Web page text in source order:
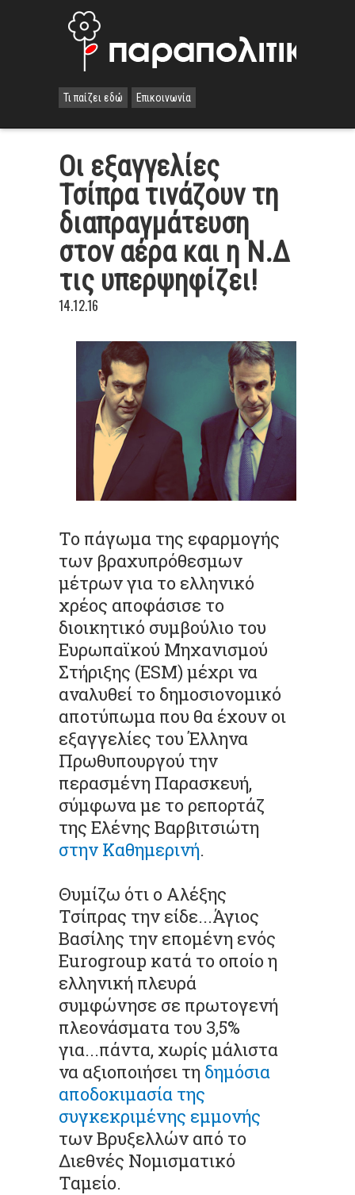
Τι παίζει εδώ Επικοινωνία
Οι εξαγγελίες
Τσίπρα τινάζουν τη
διαπραγμάτευση
στον αέρα και η Ν.Δ
τις υπερψηφίζει!
14.12.16
Το πάγωμα της εφαρμογής
των βραχυπρόθεσμων
μέτρων για το ελληνικό
χρέος αποφάσισε το
διοικητικό συμβούλιο του
Ευρωπαϊκού Μηχανισμού
Στήριξης (ESM) μέχρι να
αναλυθεί το δημοσιονομικό
αποτύπωμα που θα έχουν οι
εξαγγελίες του Έλληνα
Πρωθυπουργού την
περασμένη Παρασκευή,
σύμφωνα με το ρεπορτάζ
της Ελένης Βαρβιτσιώτη
στην Καθημερινή.
Θυμίζω ότι ο Αλέξης
Τσίπρας την είδε...Άγιος
Βασίλης την επομένη ενός
Eurogroup κατά το οποίο η
ελληνική πλευρά
συμφώνησε σε πρωτογενή
πλεονάσματα του 3,5%
για...πάντα, χωρίς μάλιστα
να αξιοποιήσει τη δημόσια
αποδοκιμασία της
συγκεκριμένης εμμονής
των Βρυξελλών από το
Διεθνές Νομισματικό
Ταμείο.